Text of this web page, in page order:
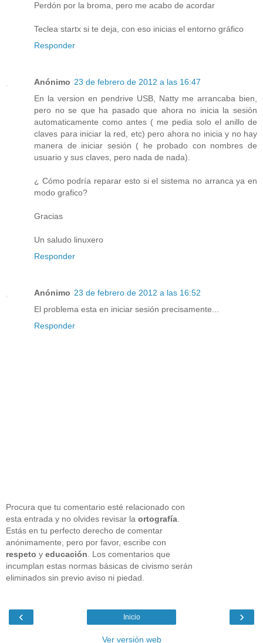
Perdón por la broma, pero me acabo de acordar
Teclea startx si te deja, con eso inicias el entorno gráfico
Responder
Anónimo 23 de febrero de 2012 a las 16:47
En la version en pendrive USB, Natty me arrancaba bien,
pero no se que ha pasado que ahora no inicia la sesión
automaticamente como antes ( me pedia solo el anillo de
claves para iniciar la red, etc) pero ahora no inicia y no hay
manera de iniciar sesión ( he probado con nombres de
usuario y sus claves, pero nada de nada).
¿ Cómo podría reparar esto si el sistema no arranca ya en
modo grafico?
Gracias
Un saludo linuxero
Responder
Anónimo 23 de febrero de 2012 a las 16:52
El problema esta en iniciar sesión precisamente...
Responder
Procura que tu comentario esté relacionado con
esta entrada y no olvides revisar la ortografía
Estás en tu perfecto derecho de comentar
anónimamente, pero por favor, escribe con
respeto y educación . Los comentarios que
incumplan estas normas básicas de civismo serán
eliminados sin previo aviso ni piedad.
‹ ›
Inicio
Ver versión web